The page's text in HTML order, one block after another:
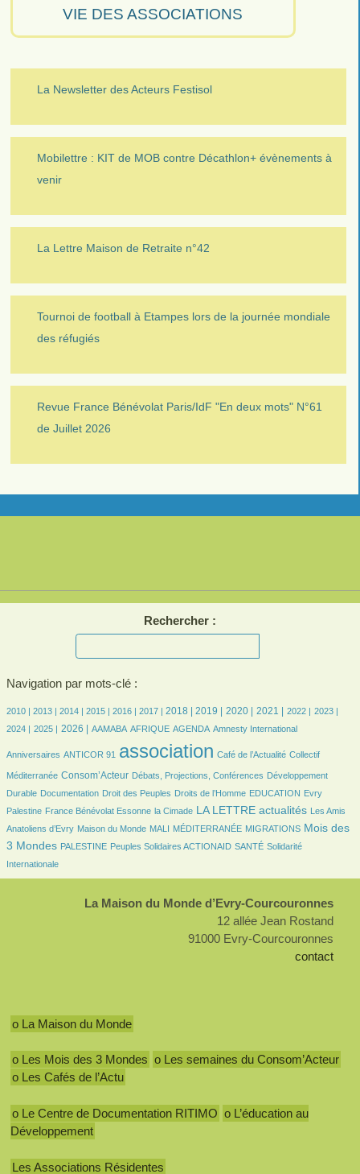
VIE DES ASSOCIATIONS
La Newsletter des Acteurs Festisol
Mobilettre : KIT de MOB contre Décathlon+ évènements à
venir
La Lettre Maison de Retraite n°42
Tournoi de football à Etampes lors de la journée mondiale
des réfugiés
Revue France Bénévolat Paris/IdF "En deux mots" N°61
de Juillet 2026
Rechercher :
Navigation par mots-clé :
7/2368
2010 |
6/23682013 |
186/2368 2014 |
351/2368 2015 |
416/2368 2016 |
477/2368 2017 |
648/2368 2018 |
683/2368 2019 |
587/2368 2020 |
612/2368 2021 |
458/2368 2022 |
457/2368 2023 |
474/2368
2024 |
465/2368
2025 |
523/2368 2026 |
83/2368 AAMABA
178/2368 AFRIQUE
463/2368 AGENDA
7/2368 Amnesty International
27/2368
Anniversaires ANTICOR 91 association Café de l’Actualité Collectif
Méditerranée
631/2368 Consom’Acteur
140/2368 Débats, Projections, Conférences
150/2368
Développement
Durable
55/2368Documentation
32/2368 Droit des Peuples
165/2368 Droits de l’Homme
36/2368 EDUCATION
7/2368
Evry
Palestine
105/2368France Bénévolat Essonne
29/2368 la Cimade
849/2368 LA LETTRE actualités
28/2368
Les Amis
Anatoliens d’Evry
85/2368 Maison du Monde
20/2368 MALI
7/2368 MÉDITERRANÉE
135/2368 MIGRATIONS
958/2368
Mois des
3 Mondes
95/2368 PALESTINE
97/2368 Peuples Solidaires ACTIONAID
103/2368 SANTÉ
232/2368
Solidarité
Internationale
La Maison du Monde d’Evry-Courcouronnes
12 allée Jean Rostand
91000 Evry-Courcouronnes
contact
o La Maison du Monde
o Les Mois des 3 Mondes o Les semaines du Consom’Acteur
o Les Cafés de l’Actu
o Le Centre de Documentation RITIMO o L’éducation au
Développement
Les Associations Résidentes